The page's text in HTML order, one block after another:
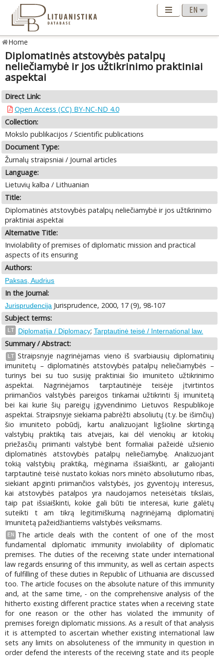
Home
Diplomatinės atstovybės patalpų
neliečiamybė ir jos užtikrinimo praktiniai
aspektai
Direct Link:
Open Access (CC) BY-NC-ND 4.0
Collection:
Mokslo publikacijos / Scientific publications
Document Type:
Žurnalų straipsniai / Journal articles
Language:
Lietuvių kalba / Lithuanian
Title:
Diplomatinės atstovybės patalpų neliečiamybė ir jos užtikrinimo
praktiniai aspektai
Alternative Title:
Inviolability of premises of diplomatic mission and practical
aspects of its ensuring
Authors:
Paksas, Audrius
In the Journal:
Jurisprudencija Jurisprudence, 2000, 17 (9), 98-107
Subject terms:
LT Diplomatija / Diplomacy; Tarptautinė teisė / International law.
Summary / Abstract:
LT Straipsnyje nagrinėjamas vieno iš svarbiausių diplomatinių
imunitetų – diplomatinės atstovybės patalpų neliečiamybės –
turinys bei su tuo susiję praktiniai šio imuniteto užtikrinimo
aspektai. Nagrinėjamos tarptautinėje teisėje įtvirtintos
priimančios valstybės pareigos tinkamai užtikrinti šį imunitetą
bei kai kurie šių pareigų įgyvendinimo Lietuvos Respublikoje
aspektai. Straipsnyje siekiama pabrėžti absoliutų (t.y. be išimčių)
šio imuniteto pobūdį, kartu analizuojant ligšioline skirtingą
valstybių praktiką tais atvejais, kai dėl vienokių ar kitokių
priežasčių priimanti valstybė bent formaliai pažeidė užsienio
diplomatinės atstovybės patalpų neliečiamybę. Analizuojant
tokią valstybių praktiką, mėginama išsiaiškinti, ar galiojanti
tarptautinė teisė nustato kokias nors minėto absoliutumo ribas,
siekiant apginti priimančios valstybės, jos gyventojų interesus,
kai atstovybės patalpos yra naudojamos neteisėtais tikslais,
taip pat išsiaiškinti, kokie gali būti tie interesai, kurie galėtų
suteikti t am tikrą legitimiškumą nagrinėjamą diplomatinį
Imunitetą pažeidžiantiems valstybės veiksmams.
EN
The article deals with the content of one of the most
fundamental diplomatic immunity inviolability of diplomatic
premises. The duties of the receiving state under international
law regards ensuring of this immunity, as well as certain aspects
of fulfilling of these duties in Republic of Lithuania are discussed
too. The article focuses on the absolute nature of this immunity
and, at the same time, - on the comprehensive analysis of the
hitherto existing different practice states when a receiving state
for one reason or the other has violated the immunity of
premises foreign diplomatic missions. As a result of that analysis
it is attempted to ascertain whether existing international law
sets any limits on absoluteness of the immunity in question in
order defend the interests of the receiving state and its people